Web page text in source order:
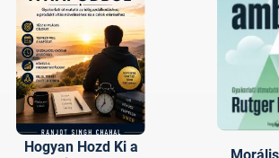
Hogyan Hozd Ki a